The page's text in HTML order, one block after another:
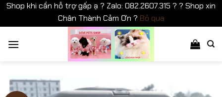
Shop khi cần hỗ trợ gấp ạ ? Zalo: 082.2607.315 ? ? Shop xin
Chân Thành Cảm Ơn ? Bỏ qua
qua